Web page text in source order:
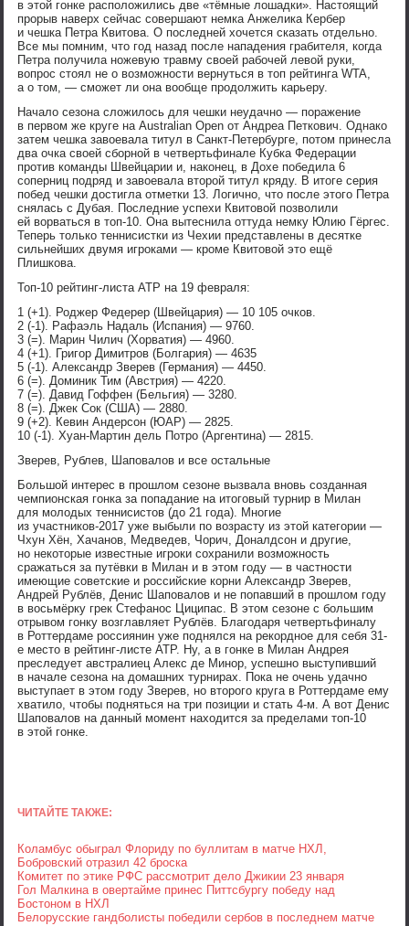
в этой гонке расположились две «тёмные лошадки». Настоящий
прорыв наверх сейчас совершают немка Анжелика Кербер
и чешка Петра Квитова. О последней хочется сказать отдельно.
Все мы помним, что год назад после нападения грабителя, когда
Петра получила ножевую травму своей рабочей левой руки,
вопрос стоял не о возможности вернуться в топ рейтинга WTA,
а о том, — сможет ли она вообще продолжить карьеру.
Начало сезона сложилось для чешки неудачно — поражение
в первом же круге на Australian Open от Андреа Петкович. Однако
затем чешка завоевала титул в Санкт-Петербурге, потом принесла
два очка своей сборной в четвертьфинале Кубка Федерации
против команды Швейцарии и, наконец, в Дохе победила 6
соперниц подряд и завоевала второй титул кряду. В итоге серия
побед чешки достигла отметки 13. Логично, что после этого Петра
снялась с Дубая. Последние успехи Квитовой позволили
ей ворваться в топ-10. Она вытеснила оттуда немку Юлию Гёргес.
Теперь только теннисистки из Чехии представлены в десятке
сильнейших двумя игроками — кроме Квитовой это ещё
Плишкова.
Топ-10 рейтинг-листа ATP на 19 февраля:
1 (+1). Роджер Федерер (Швейцария) — 10 105 очков.
2 (-1). Рафаэль Надаль (Испания) — 9760.
3 (=). Марин Чилич (Хорватия) — 4960.
4 (+1). Григор Димитров (Болгария) — 4635
5 (-1). Александр Зверев (Германия) — 4450.
6 (=). Доминик Тим (Австрия) — 4220.
7 (=). Давид Гоффен (Бельгия) — 3280.
8 (=). Джек Сок (США) — 2880.
9 (+2). Кевин Андерсон (ЮАР) — 2825.
10 (-1). Хуан-Мартин дель Потро (Аргентина) — 2815.
Зверев, Рублев, Шаповалов и все остальные
Большой интерес в прошлом сезоне вызвала вновь созданная
чемпионская гонка за попадание на итоговый турнир в Милан
для молодых теннисистов (до 21 года). Многие
из участников-2017 уже выбыли по возрасту из этой категории —
Чхун Хён, Хачанов, Медведев, Чорич, Доналдсон и другие,
но некоторые известные игроки сохранили возможность
сражаться за путёвки в Милан и в этом году — в частности
имеющие советские и российские корни Александр Зверев,
Андрей Рублёв, Денис Шаповалов и не попавший в прошлом году
в восьмёрку грек Стефанос Циципас. В этом сезоне с большим
отрывом гонку возглавляет Рублёв. Благодаря четвертьфиналу
в Роттердаме россиянин уже поднялся на рекордное для себя 31-
е место в рейтинг-листе ATP. Ну, а в гонке в Милан Андрея
преследует австралиец Алекс де Минор, успешно выступивший
в начале сезона на домашних турнирах. Пока не очень удачно
выступает в этом году Зверев, но второго круга в Роттердаме ему
хватило, чтобы подняться на три позиции и стать 4-м. А вот Денис
Шаповалов на данный момент находится за пределами топ-10
в этой гонке.
ЧИТАЙТЕ ТАКЖЕ:
Коламбус обыграл Флориду по буллитам в матче НХЛ,
Бобровский отразил 42 броска
Комитет по этике РФС рассмотрит дело Джикии 23 января
Гол Малкина в овертайме принес Питтсбургу победу над
Бостоном в НХЛ
Белорусские гандболисты победили сербов в последнем матче